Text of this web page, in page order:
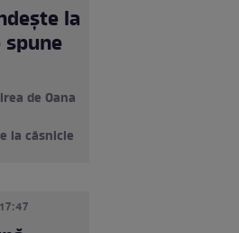
la
de Oana
la căsnicie